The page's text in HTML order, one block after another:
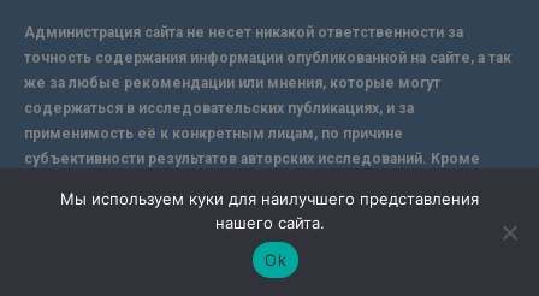
Администрация сайта не несет никакой ответственности за
точность содержания информации опубликованной на сайте, а так
же за любые рекомендации или мнения, которые могут
содержаться в исследовательских публикациях, и за
применимость её к конкретным лицам, по причине
субъективности результатов авторских исследований. Кроме
надежной защиты информации, Сайт не несет ответственности за
информацию, присылаемую через интернет.
Мы используем куки для наилучшего представления
нашего сайта.
Ok